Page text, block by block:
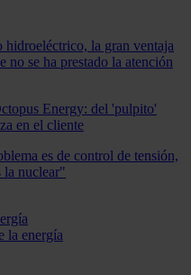
hidroeléctrico, la gran ventaja
no se ha prestado la atención
Energy: del 'pulpito'
en el cliente
es de control de tensión,
la nuclear"